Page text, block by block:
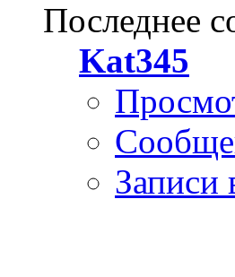
Последнее
Kat345
Записи